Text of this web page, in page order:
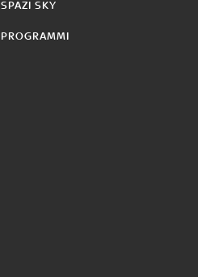
SPAZI SKY
PROGRAMMI